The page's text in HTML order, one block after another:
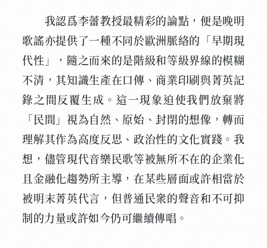
我認爲李蕾教授最精彩的論點，便是晚明
歌謠亦提供了一種不同於歐洲脈絡的「早期現
代性」，隨之而來的是階級和等級界線的模糊
不清，其知識生產在口傳、商業印刷與菁英記
錄之間反覆生成。這一現象迫使我們放棄將
「民間」視為自然、原始、封閉的想像，轉而
理解其作為高度反思、政治性的文化實踐。我
想，儘管現代音樂民歌等被無所不在的企業化
且金融化趨勢所主導，在某些層面或許相當於
被明末菁英代言，但普通民衆的聲音和不可抑
制的力量或許如今仍可繼續傳唱。